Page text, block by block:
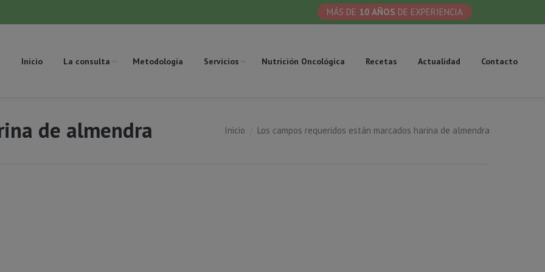
MÁS DE 10 AÑOS DE EXPERIENCIA
Inicio La consulta Metodología Servicios Nutrición Oncológica Recetas Actualidad Contacto
de almendra Estás aquí:
Inicio Los campos requeridos están marcados harina de almendra